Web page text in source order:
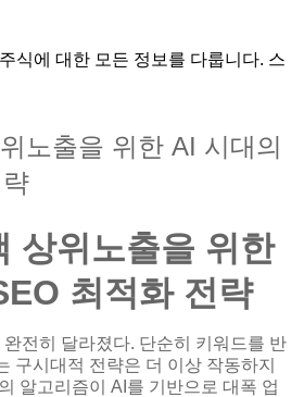
식에 대한 모든 정보를 다룹니다. 스
노출을 위한 AI 시대의
상위노출을 위한
최적화 전략
전히 달라졌다. 단순히 키워드를 반
구시대적 전략은 더 이상 작동하지
알고리즘이 AI를 기반으로 대폭 업